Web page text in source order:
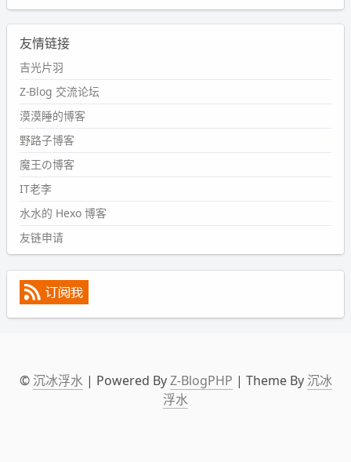
wdssmq
2024-09-11 08:45:43
#PubWord
然后天凉了，为了应对踢被子买了睡袋，不知道 1.2 米会不
会略窄。。
wdssmq
2024-09-09 19:43:00
#PubWord
表，21 年 11 月底发现 B 站上线了这部，直到前几天才看
完，还是分两次看的。。接下来有五项是 2019 年的，都是
电影 —— 略长的待办列表。。
友情链接
吉光片羽
Z-Blog 交流论坛
漠漠睡的博客
野路子博客
魔王の博客
IT老李
水水的 Hexo 博客
友链申请
© 沉冰浮水| Powered ByZ-BlogPHP | Theme By 沉冰
浮水